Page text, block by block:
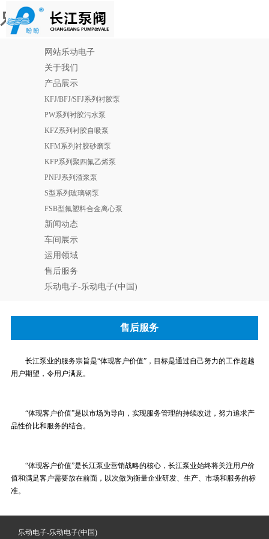
乐动电子
网站乐动电子
关于我们
产品展示
KFJ/BFJ/SFJ系列衬胶泵
PW系列衬胶污水泵
KFZ系列衬胶自吸泵
KFM系列衬胶砂磨泵
KFP系列聚四氟乙烯泵
PNFJ系列渣浆泵
S型系列玻璃钢泵
FSB型氟塑料合金离心泵
新闻动态
车间展示
运用领域
售后服务
乐动电子-乐动电子(中国)
售后服务
长江泵业的服务宗旨是“体现客户价值”，目标是通过自己努力的工作超越
用户期望，令用户满意。
“体现客户价值”是以市场为导向，实现服务管理的持续改进，努力追求产
品性价比和服务的结合。
“体现客户价值”是长江泵业营销战略的核心，长江泵业始终将关注用户价
值和满足客户需要放在前面，以次做为衡量企业研发、生产、市场和服务的标
准。
乐动电子-乐动电子(中国)